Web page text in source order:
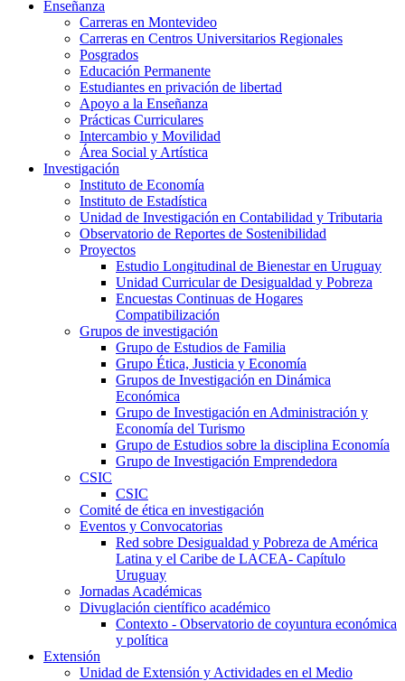
Enseñanza
Carreras en Montevideo
Carreras en Centros Universitarios Regionales
Posgrados
Educación Permanente
Estudiantes en privación de libertad
Apoyo a la Enseñanza
Prácticas Curriculares
Intercambio y Movilidad
Área Social y Artística
Investigación
Instituto de Economía
Instituto de Estadística
Unidad de Investigación en Contabilidad y Tributaria
Observatorio de Reportes de Sostenibilidad
Proyectos
Estudio Longitudinal de Bienestar en Uruguay
Unidad Curricular de Desigualdad y Pobreza
Encuestas Continuas de Hogares
Compatibilización
Grupos de investigación
Grupo de Estudios de Familia
Grupo Ética, Justicia y Economía
Grupos de Investigación en Dinámica
Económica
Grupo de Investigación en Administración y
Economía del Turismo
Grupo de Estudios sobre la disciplina Economía
Grupo de Investigación Emprendedora
CSIC
CSIC
Comité de ética en investigación
Eventos y Convocatorias
Red sobre Desigualdad y Pobreza de América
Latina y el Caribe de LACEA- Capítulo
Uruguay
Jornadas Académicas
Divuglación científico académico
Contexto - Observatorio de coyuntura económica
y política
Extensión
Unidad de Extensión y Actividades en el Medio